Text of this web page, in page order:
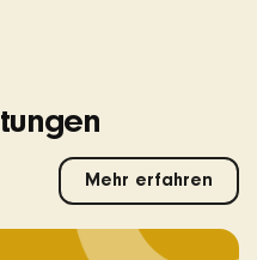
Mehr erfahren